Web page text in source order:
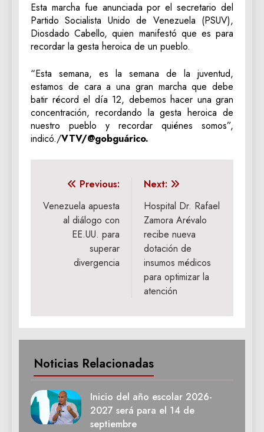
Esta marcha fue anunciada por el secretario del
Partido Socialista Unido de Venezuela (PSUV),
Diosdado Cabello, quien manifestó que es para
recordar la gesta heroica de un pueblo.
“Esta semana, es la semana de la juventud,
estamos de cara a una gran marcha que debe
batir récord el día 12, debemos hacer una gran
concentración, recordando la gesta heroica de
nuestro pueblo y recordar quiénes somos”,
indicó./VTV/@gobguárico.
Navegación
de
entradas
Previous:
Venezuela apuesta
al diálogo con
EE.UU. para
superar
divergencia
Next:
Hospital Dr. Rafael
Zamora Arévalo
recibe nueva
dotación de
insumos médicos
para optimizar la
atención
Noticias Relacionadas
Inicio del año escolar 2026-
2027 será para el 14 de
septiembre